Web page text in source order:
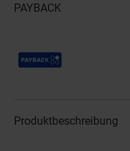
PAYBACK
Payback Punkte
Produktbeschreibung